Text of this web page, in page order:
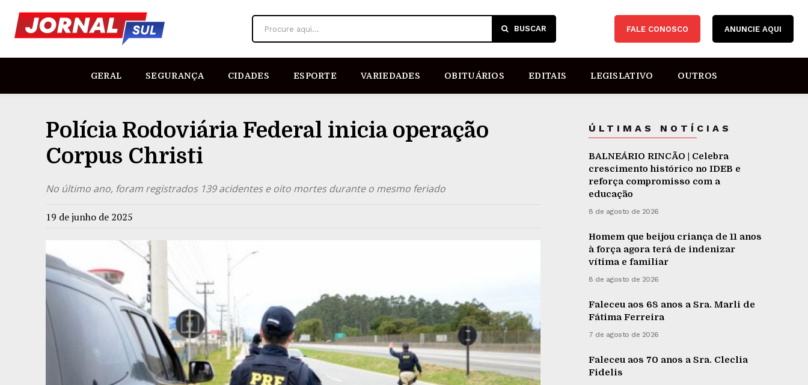
Procure aqui... BUSCAR FALE CONOSCO ANUNCIE AQUI
GERAL SEGURANÇA CIDADES ESPORTE VARIEDADES OBITUÁRIOS EDITAIS LEGISLATIVO OUTROS
Polícia Rodoviária Federal inicia operação
Corpus Christi
No último ano, foram registrados 139 acidentes e oito mortes durante o mesmo feriado
19 de junho de 2025
ÚLTIMAS NOTÍCIAS
BALNEÁRIO RINCÃO | Celebra
crescimento histórico no IDEB e
reforça compromisso com a
educação
8 de agosto de 2026
Homem que beijou criança de 11 anos
à força agora terá de indenizar
vítima e familiar
8 de agosto de 2026
Faleceu aos 68 anos a Sra. Marli de
Fátima Ferreira
7 de agosto de 2026
Faleceu aos 70 anos a Sra. Cleclia
Fidelis